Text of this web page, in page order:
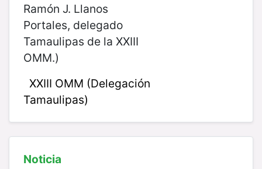
Ramón J. Llanos
Portales, delegado
Tamaulipas de la XXIII
OMM.)
XXIII OMM (Delegación
Tamaulipas)
Noticia